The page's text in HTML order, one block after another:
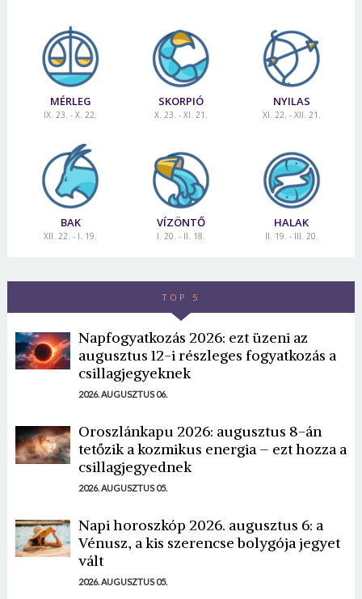
MÉRLEG
IX. 23. - X. 22.
SKORPIÓ
X. 23. - XI. 21.
NYILAS
XI. 22. - XII. 21.
BAK
XII. 22. - I. 19.
VÍZÖNTŐ
I. 20. - II. 18.
HALAK
II. 19. - III. 20.
TOP 5
Napfogyatkozás 2026: ezt üzeni az
augusztus 12-i részleges fogyatkozás a
csillagjegyeknek
2026. AUGUSZTUS 06.
Oroszlánkapu 2026: augusztus 8-án
tetőzik a kozmikus energia – ezt hozza a
csillagjegyednek
2026. AUGUSZTUS 05.
Napi horoszkóp 2026. augusztus 6: a
Vénusz, a kis szerencse bolygója jegyet
vált
2026. AUGUSZTUS 05.